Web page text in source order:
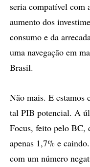
seria compatível com
aumento dos
consumo e da
uma navegação em
Brasil.
Não mais. E estamos
tal PIB potencial. A
Focus, feito pelo BC,
apenas 1,7% e
com um número